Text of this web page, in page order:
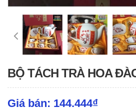
BỘ TÁCH TRÀ HOA
Giá bán: 144.444₫